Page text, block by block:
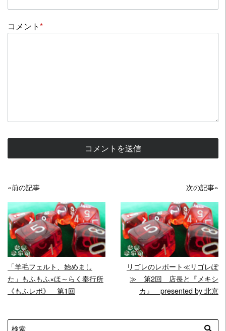
コメント*
«前の記事
READ MORE
「羊毛フェルト、始めまし
た」もふもふ×ほ～らく奉行所
《もふレポ》 第1回
次の記事»
READ MORE
リゴレのレポート≪リゴレぽ
≫ 第2回 店長と『メキシ
カ』 presented by 北京